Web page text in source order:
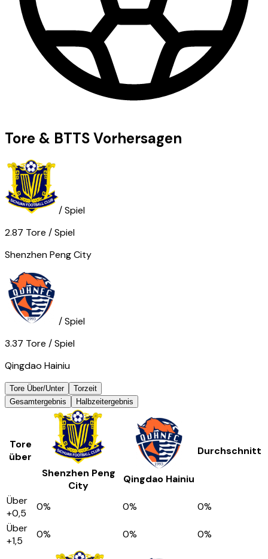
Tore & BTTS Vorhersagen
/ Spiel
2.87 Tore / Spiel
Shenzhen Peng City
/ Spiel
3.37 Tore / Spiel
Qingdao Hainiu
Tore Über/Unter
Torzeit
Gesamtergebnis
Halbzeitergebnis
Tore
über
Shenzhen Peng
City
Qingdao Hainiu
Durchschnitt
Über
+0,5
0% 0% 0%
Über
+1,5
0% 0% 0%